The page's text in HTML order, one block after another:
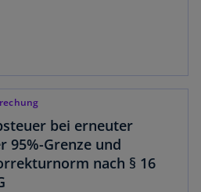
bei erneuter
95%-Grenze und
nach § 16